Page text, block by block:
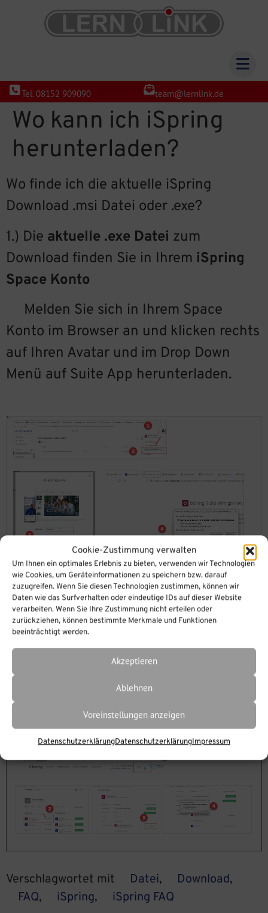
Cookie-Zustimmung verwalten
Um Ihnen ein optimales Erlebnis zu bieten, verwenden wir Technologien
wie Cookies, um Geräteinformationen zu speichern bzw. darauf
zuzugreifen. Wenn Sie diesen Technologien zustimmen, können wir
Daten wie das Surfverhalten oder eindeutige IDs auf dieser Website
verarbeiten. Wenn Sie Ihre Zustimmung nicht erteilen oder
zurückziehen, können bestimmte Merkmale und Funktionen
beeinträchtigt werden.
Akzeptieren
Ablehnen
Voreinstellungen anzeigen
DatenschutzerklärungDatenschutzerklärungImpressum
Tel. 08152 909090 team@lernlink.de
Wo kann ich iSpring
herunterladen?
Wo finde ich die aktuelle iSpring
Download .msi Datei oder .exe?
1.) Die aktuelle .exe Datei zum
Download finden Sie in Ihrem iSpring
Space Konto
Melden Sie sich in Ihrem Space
Konto im Browser an und klicken rechts
auf Ihren Avatar und im Drop Down
Menü auf Suite App herunterladen.
2.) Die aktuelle .msi Datei zum
Download finden Sie in Ihrem iSpring
Konto, auf der Webseite von iSpring
https://www.ispringlearn.de/
https://www.ispringsolutions.com/
Melden Sie sich an, gehen zum Reiter
„Lizenzen“ –> „Herunterladen“
Verschlagwortet mit Datei, Download,
FAQ, iSpring, iSpring FAQ